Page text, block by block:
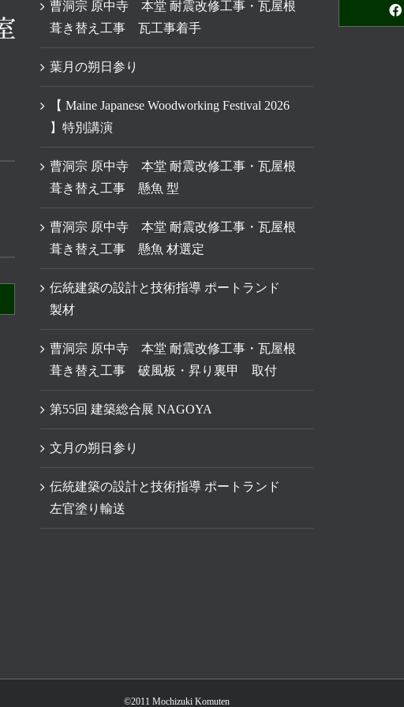
曹洞宗 原中寺 本堂 耐震改修工事・瓦屋根
葺き替え工事 瓦工事着手
葉月の朔日参り
【 Maine Japanese Woodworking Festival 2026
】特別講演
曹洞宗 原中寺 本堂 耐震改修工事・瓦屋根
葺き替え工事 懸魚 型
曹洞宗 原中寺 本堂 耐震改修工事・瓦屋根
葺き替え工事 懸魚 材選定
伝統建築の設計と技術指導 ポートランド
製材
曹洞宗 原中寺 本堂 耐震改修工事・瓦屋根
葺き替え工事 破風板・昇り裏甲 取付
第55回 建築総合展 NAGOYA
文月の朔日参り
伝統建築の設計と技術指導 ポートランド
左官塗り輸送
©2011 Mochizuki Komuten